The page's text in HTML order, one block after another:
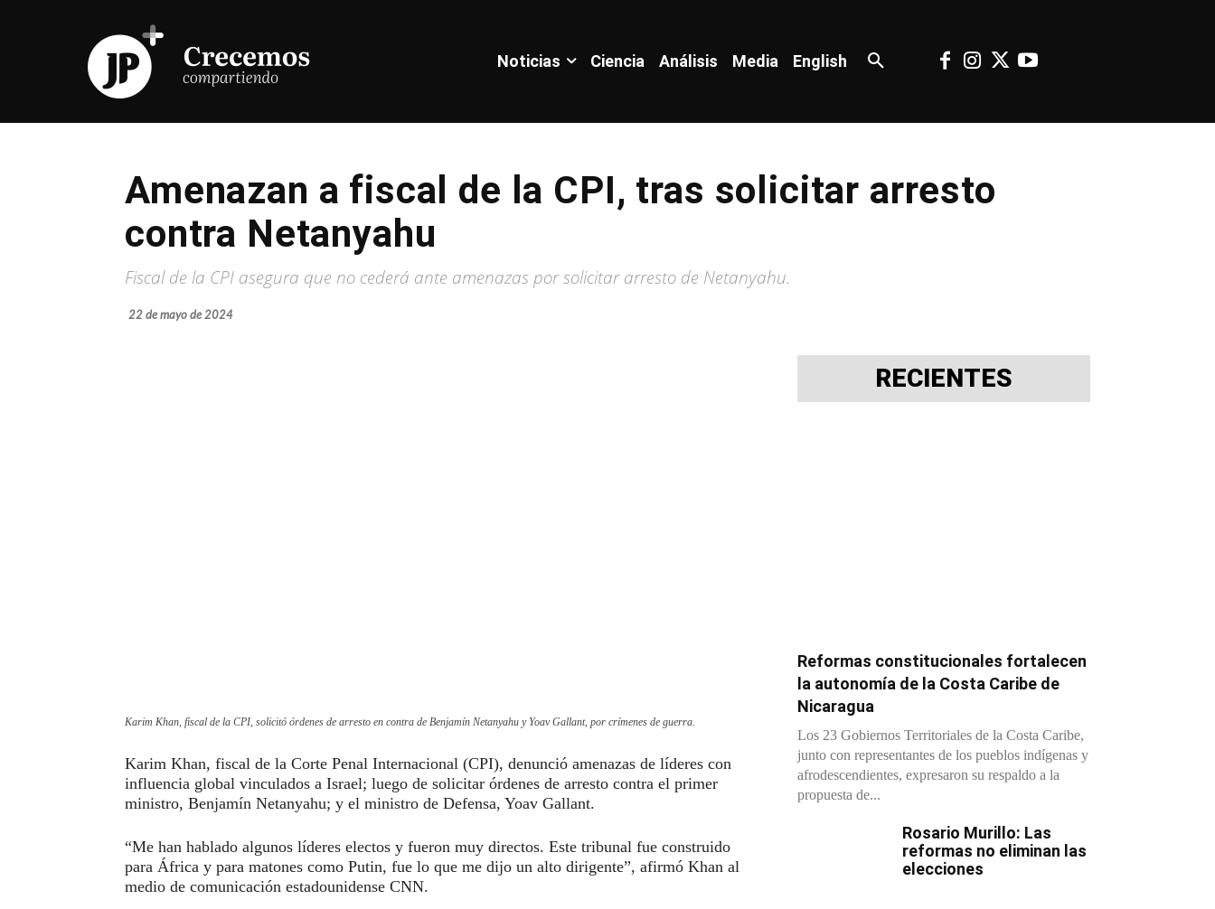
Noticias Ciencia Análisis Media English
Amenazan a fiscal de la CPI, tras solicitar arresto
contra Netanyahu
Fiscal de la CPI asegura que no cederá ante amenazas por solicitar arresto de Netanyahu.
22 de mayo de 2024
Karim Khan, fiscal de la CPI, solicitó órdenes de arresto en contra de Benjamín Netanyahu y Yoav Gallant, por crímenes de guerra.
Karim Khan, fiscal de la Corte Penal Internacional (CPI), denunció amenazas de líderes con
influencia global vinculados a Israel; luego de solicitar órdenes de arresto contra el primer
ministro, Benjamín Netanyahu; y el ministro de Defensa, Yoav Gallant.
“Me han hablado algunos líderes electos y fueron muy directos. Este tribunal fue construido
para África y para matones como Putin, fue lo que me dijo un alto dirigente”, afirmó Khan al
medio de comunicación estadounidense CNN.
RECIENTES
Reformas constitucionales fortalecen
la autonomía de la Costa Caribe de
Nicaragua
Los 23 Gobiernos Territoriales de la Costa Caribe,
junto con representantes de los pueblos indígenas y
afrodescendientes, expresaron su respaldo a la
propuesta de...
Rosario Murillo: Las
reformas no eliminan las
elecciones